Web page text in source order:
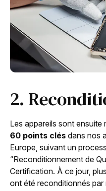
2.
Les appareils sont ensuite
60 points clés dans nos
Europe, suivant un
“Reconditionnement de
Certification. À ce jour,
ont été reconditionnés par